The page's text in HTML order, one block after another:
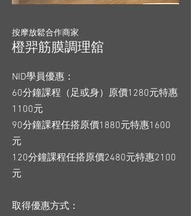
按摩放鬆合作商家
橙羿筋膜調理舘
NID學員優惠：
60分鐘課程（足或身）原價1280元特惠
1100元
90分鐘課程任搭原價1880元特惠1600
元
120分鐘課程任搭原價2480元特惠2100
元
取得優惠方式：